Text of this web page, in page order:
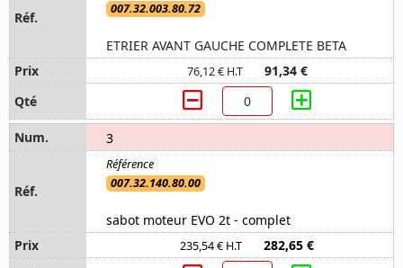
007.32.003.80.72
ETRIER AVANT GAUCHE COMPLETE BETA
76,12 € H.T 91,34 €
3
007.32.140.80.00
sabot moteur EVO 2t - complet
235,54 € H.T 282,65 €